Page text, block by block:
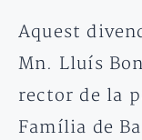
Aquest
Mn. Lluís
rector de la
Família de